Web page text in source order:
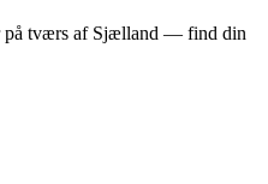
på tværs af Sjælland — find din